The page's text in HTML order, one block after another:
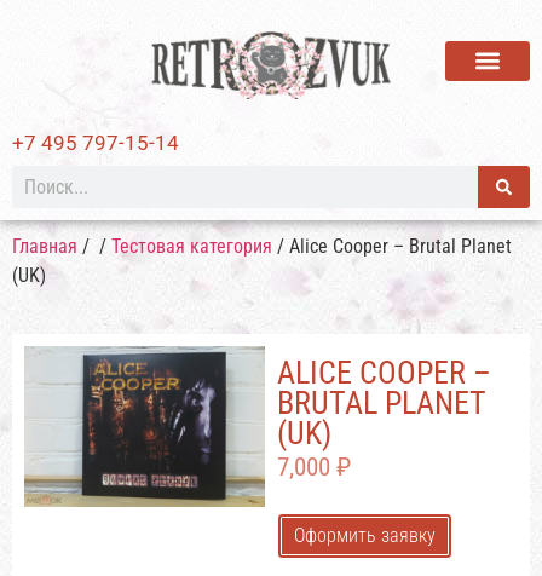
+7 495 797-15-14
Главная / / Тестовая категория / Alice Cooper – Brutal Planet
(UK)
ALICE COOPER –
BRUTAL PLANET
(UK)
7,000 ₽
Оформить заявку